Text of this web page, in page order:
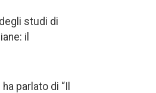
studi di
il
parlato di “Il